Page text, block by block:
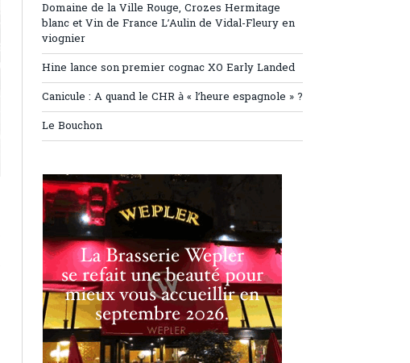
Domaine de la Ville Rouge, Crozes Hermitage
blanc et Vin de France L’Aulin de Vidal-Fleury en
viognier
Hine lance son premier cognac XO Early Landed
Canicule : A quand le CHR à « l’heure espagnole » ?
Le Bouchon